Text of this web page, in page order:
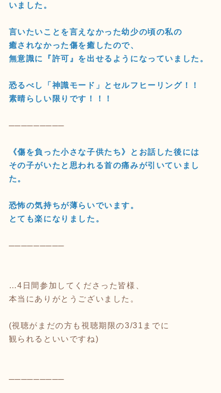
いました。
言いたいことを言えなかった幼少の頃の私の
癒されなかった傷を癒したので、
無意識に『許可』を出せるようになっていました。
恐るべし「神識モード」とセルフヒーリング！！
素晴らしい限りです！！！
─────────
《傷を負った小さな子供たち》とお話した後には
その子がいたと思われる首の痛みが引いていまし
た。
恐怖の気持ちが薄らいでいます。
とても楽になりました。
─────────
…4日間参加してくださった皆様、
本当にありがとうございました。
(視聴がまだの方も視聴期限の3/31までに
観られるといいですね)
─────────